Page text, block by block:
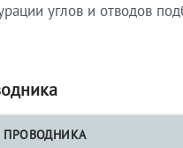
углов и отводов
ПРОВОДНИКА